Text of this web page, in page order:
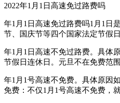
2022年1月1日高速免过路费吗
年1月1日高速免过路费吗1月1日
节、国庆节等四个国家法定节假日
年1月1日高速不免过路费。具体
节假日连休日。元旦不在免费范
年1月1号高速不免费。具体原因
免费：不仅1月1号高速不免费，